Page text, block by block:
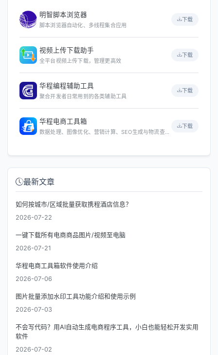
明智脚本浏览器
脚本浏览器自动化、多线程集合应用
下载
视频上传下载助手
全平台视频上传下载，管理更高效
下载
华程编程辅助工具
聚合开发者日常用到的各类辅助工具
下载
华程电商工具箱
数据处理、图像优化、营销计算、SEO生成与物流查询等
下载
最新文章
如何按城市/区域批量获取携程酒店信息？
2026-07-22
一键下载所有电商商品图片/视频至电脑
2026-07-21
华程电商工具箱软件使用介绍
2026-07-06
图片批量添加水印工具功能介绍和使用示例
2026-07-03
不会写代码？用AI自动生成电商程序工具，小白也能轻松开发实用
软件
2026-07-02